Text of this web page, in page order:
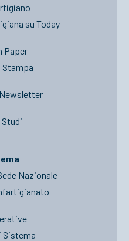
su Today
Paper
Stampa
Nazionale
Sistema